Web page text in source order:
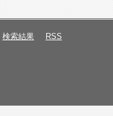
検索結果 RSS